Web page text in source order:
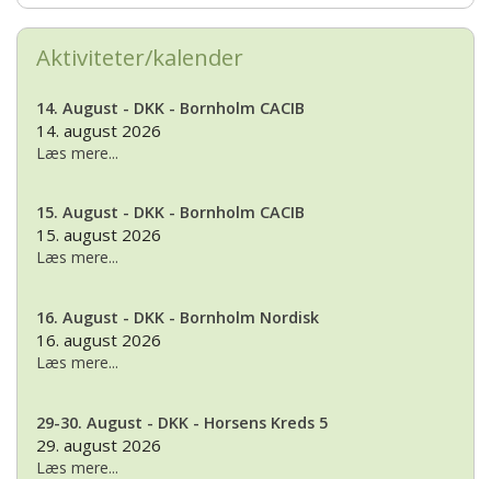
Aktiviteter/kalender
14. August - DKK - Bornholm CACIB
14. august 2026
Læs mere...
15. August - DKK - Bornholm CACIB
15. august 2026
Læs mere...
16. August - DKK - Bornholm Nordisk
16. august 2026
Læs mere...
29-30. August - DKK - Horsens Kreds 5
29. august 2026
Læs mere...